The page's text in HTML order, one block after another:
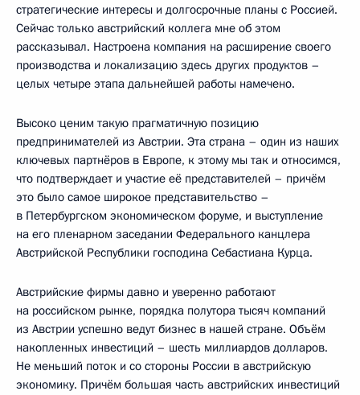
стратегические интересы и долгосрочные планы с Россией.
Сейчас только австрийский коллега мне об этом
рассказывал. Настроена компания на расширение своего
производства и локализацию здесь других продуктов –
целых четыре этапа дальнейшей работы намечено.
Высоко ценим такую прагматичную позицию
предпринимателей из Австрии. Эта страна – один из наших
ключевых партнёров в Европе, к этому мы так и относимся,
что подтверждает и участие её представителей – причём
это было самое широкое представительство –
в Петербургском экономическом форуме, и выступление
на его пленарном заседании Федерального канцлера
Австрийской Республики господина Себастиана Курца.
Австрийские фирмы давно и уверенно работают
на российском рынке, порядка полутора тысяч компаний
из Австрии успешно ведут бизнес в нашей стране. Объём
накопленных инвестиций – шесть миллиардов долларов.
Не меньший поток и со стороны России в австрийскую
экономику. Причём большая часть австрийских инвестиций